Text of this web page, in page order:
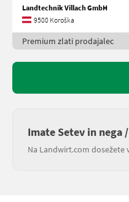
Landtechnik Villach GmbH
9500 Koroška
Premium zlati prodajalec
Imate Setev in nega
Na Landwirt.com